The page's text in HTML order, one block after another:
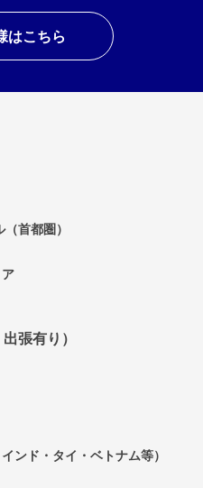
はこちら
首都圏）
張有り）
ンド・タイ・ベトナム等）